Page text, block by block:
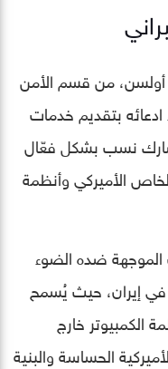
أولسن، من قسم الأمن
ادعائه بتقديم خدمات
شارك نسب بشكل فعّال
الأميركي وأنظمة
ضده الضوء
في إيران، حيث يُسمح
الكمبيوتر خارج
الحساسة والبنية